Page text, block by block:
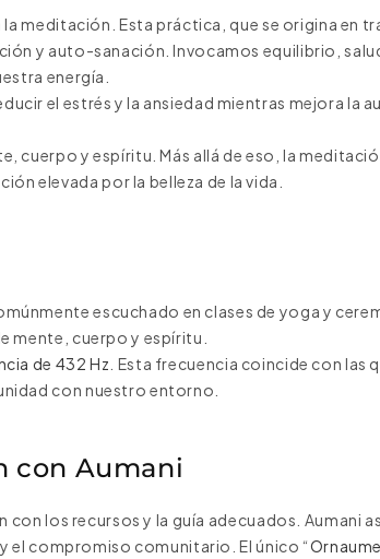
meditación. Esta práctica, que se origina en
y auto-sanación. Invocamos equilibrio,
energía.
el estrés y la ansiedad mientras mejora la
cuerpo y espíritu. Más allá de eso, la
elevada por la belleza de la vida.
escuchado en clases de yoga y
mente, cuerpo y espíritu.
de 432 Hz . Esta frecuencia coincide con las
con nuestro entorno.
con Aumani
los recursos y la guía adecuados. Aumani
el compromiso comunitario. El único “